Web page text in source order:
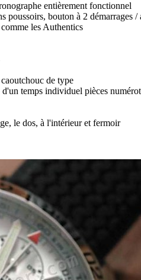
entièrement fonctionnel
poussoirs, bouton à 2 démarrages
les Authentics
de type
temps individuel pièces
le dos, à l'intérieur et fermoir